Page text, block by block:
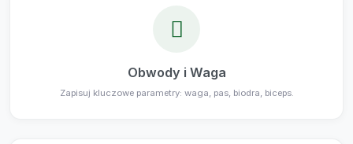
Obwody i Waga
Zapisuj kluczowe parametry: waga, pas, biodra, biceps.